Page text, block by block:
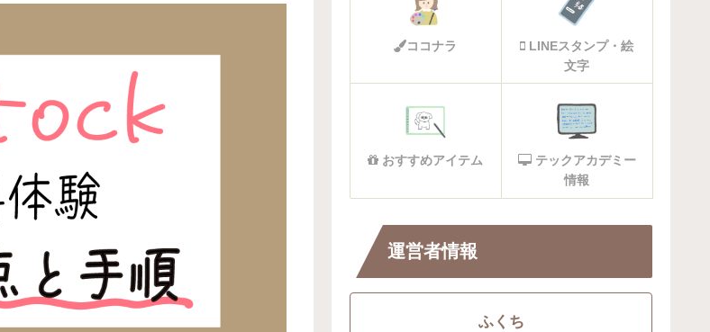
ココナラ
LINEスタンプ・絵
文字
おすすめアイテム
テックアカデミー
情報
運営者情報
ふくち